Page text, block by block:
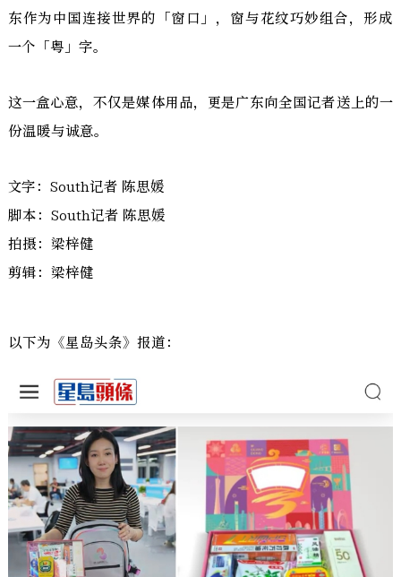
东作为中国连接世界的「窗口」，窗与花纹巧妙组合，形成
一个「粤」字。
这一盒心意，不仅是媒体用品，更是广东向全国记者送上的一
份温暖与诚意。
文字：South记者 陈思媛
脚本：South记者 陈思媛
拍摄：梁梓健
剪辑：梁梓健
以下为《星岛头条》报道：